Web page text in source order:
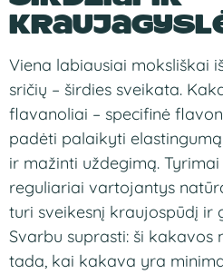
Viena labiausiai moksliškai
sričių – širdies sveikata.
flavanoliai – specifinė
padėti palaikyti elastingumą
ir mažinti uždegimą.
reguliariai vartojantys
turi sveikesnį kraujospūdį ir
Svarbu suprasti: ši kakavos
tada, kai kakava yra